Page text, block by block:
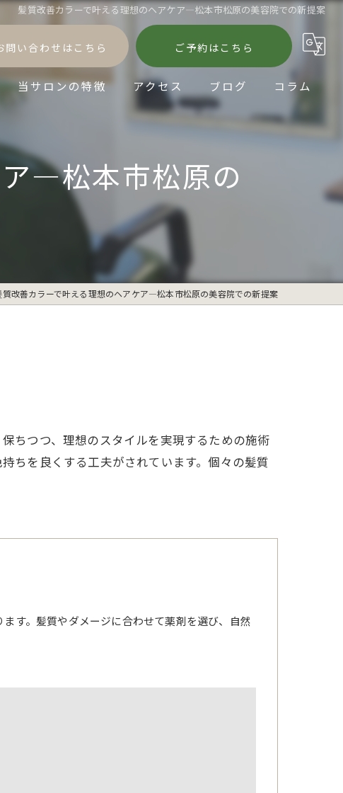
髪質改善カラーで叶える理想のヘアケア―松本市松原の美容院での新提案
問い合わせはこちら ご予約はこちら
当サロンの特徴
縮毛矯正
アクセス ブログ コラム
―松本市松原の
質改善カラーで叶える理想のヘアケア―松本市松原の美容院での新提案
ちつつ、理想のスタイルを実現するための施術
ちを良くする工夫がされています。個々の髪質
す。髪質やダメージに合わせて薬剤を選び、自然